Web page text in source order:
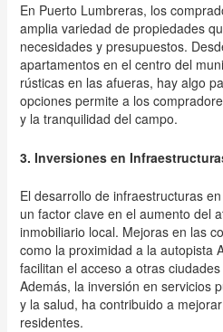
En Puerto Lumbreras, los
amplia variedad de propiedades
necesidades y presupuestos.
apartamentos en el centro del
rústicas en las afueras, hay algo
opciones permite a los
y la tranquilidad del campo.
3. Inversiones en
El desarrollo de infraestructuras
un factor clave en el aumento del
inmobiliario local. Mejoras en las
como la proximidad a la autopista
facilitan el acceso a otras
Además, la inversión en servicios
y la salud, ha contribuido a
residentes.